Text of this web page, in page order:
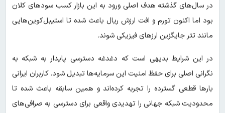
در سال‌های گذشته هدف اصلی ورود به این بازار کسب سودهای کلان
بود اما اکنون تورم و افت ارزش ریال باعث شده تا استیبل‌کوین‌هایی
مانند تتر جایگزین ارزهای فیزیکی شوند.
در این شرایط بدیهی است که دغدغه دسترسی پایدار به شبکه به
نگرانی اصلی برای حفظ امنیت این سرمایه‌ها تبدیل شود. کاربران ایرانی
بارها قطعی گسترده را تجربه کرده‌اند و همین سابقه باعث شده تا
محدودیت شبکه جهانی را تهدیدی واقعی برای دسترسی به صرافی‌های